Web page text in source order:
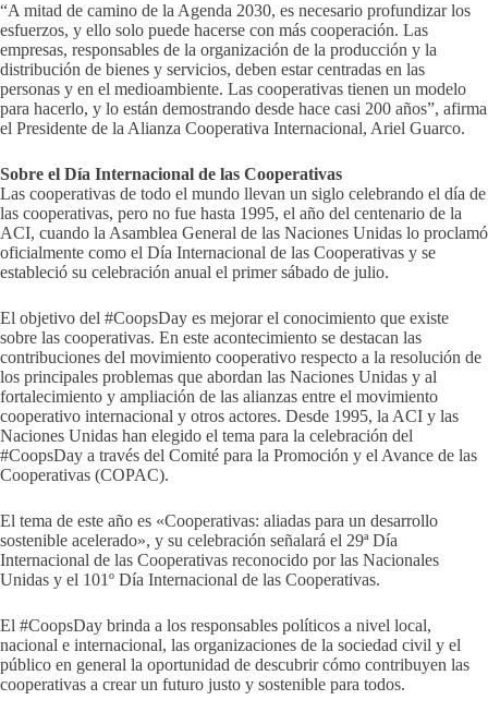
“A mitad de camino de la Agenda 2030, es necesario profundizar los
esfuerzos, y ello solo puede hacerse con más cooperación. Las
empresas, responsables de la organización de la producción y la
distribución de bienes y servicios, deben estar centradas en las
personas y en el medioambiente. Las cooperativas tienen un modelo
para hacerlo, y lo están demostrando desde hace casi 200 años”, afirma
el Presidente de la Alianza Cooperativa Internacional, Ariel Guarco.
Sobre el Día Internacional de las Cooperativas
Las cooperativas de todo el mundo llevan un siglo celebrando el día de
las cooperativas, pero no fue hasta 1995, el año del centenario de la
ACI, cuando la Asamblea General de las Naciones Unidas lo proclamó
oficialmente como el Día Internacional de las Cooperativas y se
estableció su celebración anual el primer sábado de julio.
El objetivo del #CoopsDay es mejorar el conocimiento que existe
sobre las cooperativas. En este acontecimiento se destacan las
contribuciones del movimiento cooperativo respecto a la resolución de
los principales problemas que abordan las Naciones Unidas y al
fortalecimiento y ampliación de las alianzas entre el movimiento
cooperativo internacional y otros actores. Desde 1995, la ACI y las
Naciones Unidas han elegido el tema para la celebración del
#CoopsDay a través del Comité para la Promoción y el Avance de las
Cooperativas (COPAC).
El tema de este año es «Cooperativas: aliadas para un desarrollo
sostenible acelerado», y su celebración señalará el 29ª Día
Internacional de las Cooperativas reconocido por las Nacionales
Unidas y el 101º Día Internacional de las Cooperativas.
El #CoopsDay brinda a los responsables políticos a nivel local,
nacional e internacional, las organizaciones de la sociedad civil y el
público en general la oportunidad de descubrir cómo contribuyen las
cooperativas a crear un futuro justo y sostenible para todos.